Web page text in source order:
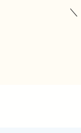
＼